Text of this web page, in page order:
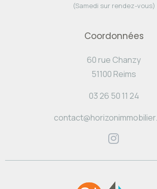
(Samedi sur rendez-vous)
Coordonnées
60 rue Chanzy
51100 Reims
03 26 50 11 24